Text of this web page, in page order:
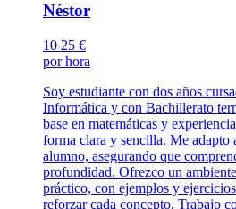
Néstor
10 25 €
por hora
Soy estudiante con dos años
Informática y con Bachillerato
base en matemáticas y
forma clara y sencilla. Me adapto
alumno, asegurando que
profundidad. Ofrezco un
práctico, con ejemplos y
reforzar cada concepto. Trabajo